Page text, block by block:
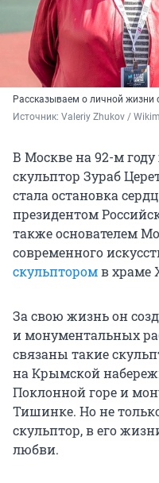
Рассказываем о личной жизни
Источник: Valeriy Zhukov /
В Москве на 92-м
скульптор Зураб
стала остановка
президентом
также основателем
современного
скульпторомв храме
За свою жизнь он
и монументальных
связаны такие
на Крымской
Поклонной горе и
Тишинке. Но не
скульптор, в его
любви.